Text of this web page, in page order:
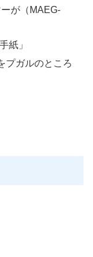
が（MAEG-
紙」
プガルのところ